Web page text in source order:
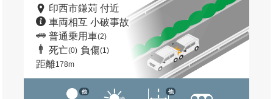
印西市鎌苅 付近
車両相互 小破事故
普通乗用車(2)
死亡(0) 負傷(1)
距離178m
他 他